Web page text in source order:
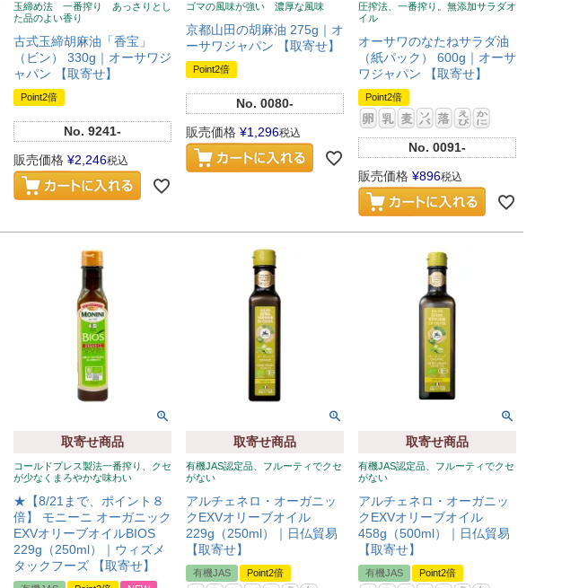
玉締め法 一番搾り あっさりとし
た品のよい香り
古式玉締胡麻油「香宝」
（ビン） 330g｜オーサワジ
ャパン 【取寄せ】
Point2倍
No. 9241-
販売価格 ¥2,246税込
ゴマの風味が強い 濃厚な風味
京都山田の胡麻油 275g｜オ
ーサワジャパン 【取寄せ】
Point2倍
No. 0080-
販売価格 ¥1,296税込
圧搾法、一番搾り。無添加サラダオ
イル
オーサワのなたねサラダ油
（紙パック） 600g｜オーサ
ワジャパン 【取寄せ】
Point2倍
No. 0091-
販売価格 ¥896税込
取寄せ商品
コールドプレス製法一番搾り、クセ
が少なくまろやかな味わい
★【8/21まで、ポイント８
倍】 モニーニ オーガニック
EXVオリーブオイルBIOS
229g（250ml）｜ウィズメ
タックフーズ 【取寄せ】
取寄せ商品
有機JAS認定品、フルーティでクセ
がない
アルチェネロ・オーガニッ
クEXVオリーブオイル
229g（250ml）｜日仏貿易
【取寄せ】
有機JAS Point2倍
取寄せ商品
有機JAS認定品、フルーティでクセ
がない
アルチェネロ・オーガニッ
クEXVオリーブオイル
458g（500ml）｜日仏貿易
【取寄せ】
有機JAS Point2倍